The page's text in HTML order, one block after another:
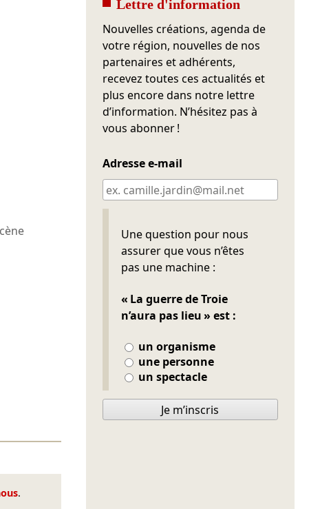
.
Lettre d'information
Nouvelles créations, agenda de
votre région, nouvelles de nos
partenaires et adhérents,
recevez toutes ces actualités et
plus encore dans notre lettre
d’information. N’hésitez pas à
vous abonner !
Adresse e-mail
Une question pour nous
assurer que vous n’êtes
pas une machine :
« La guerre de Troie
n’aura pas lieu » est :
un organisme
une personne
un spectacle
Ne pas remplir
Je m’inscris